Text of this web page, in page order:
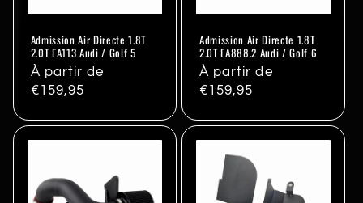
Admission Air Directe 1.8T
2.0T EA113 Audi / Golf 5
Prix
habituel
À partir de
€159,95
Admission Air Directe 1.8T
2.0T EA888.2 Audi / Golf 6
Prix
habituel
À partir de
€159,95